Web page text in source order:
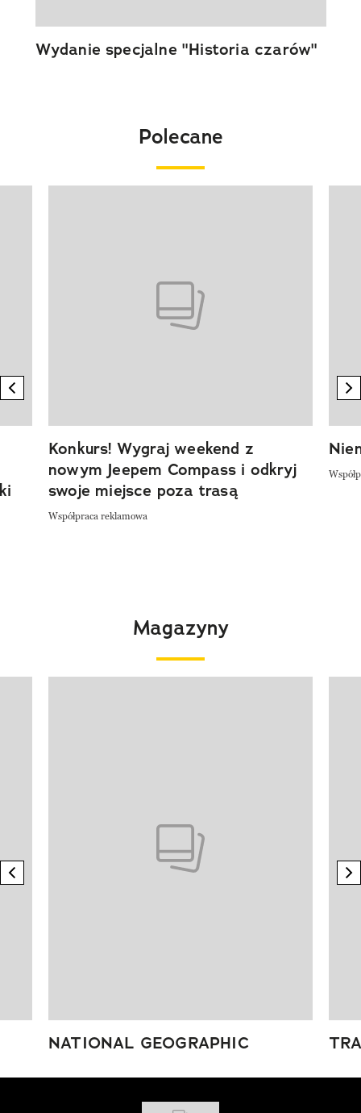
Wydanie specjalne "Historia czarów"
Polecane
previous element
Konkurs! Wygraj weekend z
nowym Jeepem Compass i odkryj
swoje miejsce poza trasą
Współpraca reklamowa
Magazyny
previous element
NATIONAL GEOGRAPHIC